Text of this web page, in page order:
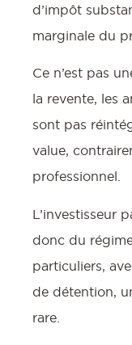
d’impôt
marginale du
Ce n’est pas
la revente, les
sont pas
value,
professionnel.
L’investisseur
donc du
particuliers,
de détention,
rare.